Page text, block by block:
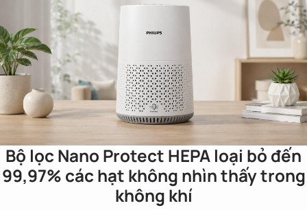
Bộ lọc Nano Protect HEPA loại bỏ đến
99,97% các hạt không nhìn thấy trong
không khí